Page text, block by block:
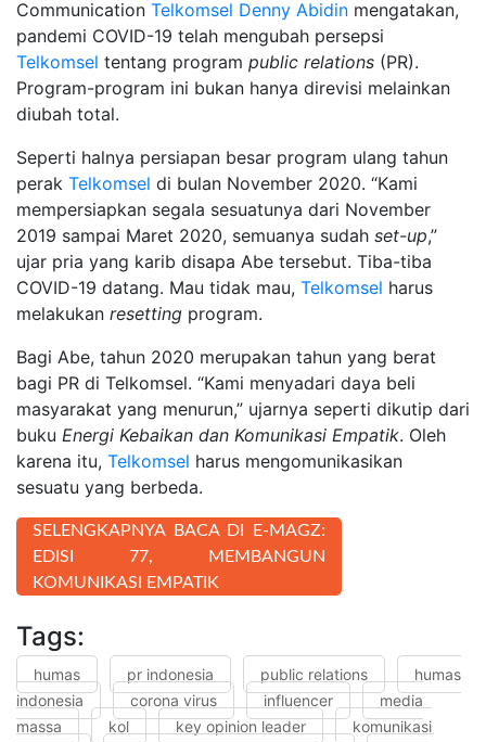
Communication Telkomsel Denny Abidin mengatakan,
pandemi COVID-19 telah mengubah persepsi
Telkomsel tentang program public relations (PR).
Program-program ini bukan hanya direvisi melainkan
diubah total.
Seperti halnya persiapan besar program ulang tahun
perak Telkomsel di bulan November 2020. “Kami
mempersiapkan segala sesuatunya dari November
2019 sampai Maret 2020, semuanya sudah set-up,”
ujar pria yang karib disapa Abe tersebut. Tiba-tiba
COVID-19 datang. Mau tidak mau, Telkomsel harus
melakukan resetting program.
Bagi Abe, tahun 2020 merupakan tahun yang berat
bagi PR di Telkomsel. “Kami menyadari daya beli
masyarakat yang menurun,” ujarnya seperti dikutip dari
buku Energi Kebaikan dan Komunikasi Empatik. Oleh
karena itu, Telkomsel harus mengomunikasikan
sesuatu yang berbeda.
SELENGKAPNYA BACA DI E-MAGZ:
EDISI 77, MEMBANGUN
KOMUNIKASI EMPATIK
Tags:
humas pr indonesia public relations
humas
indonesia
corona virus influencer
media
massa
kol key opinion leader
komunikasi